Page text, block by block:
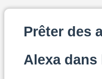
Prêter des
Alexa dans